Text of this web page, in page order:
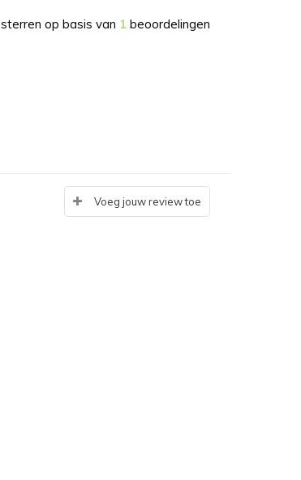
sterren op basis van 1 beoordelingen
Voeg jouw review toe